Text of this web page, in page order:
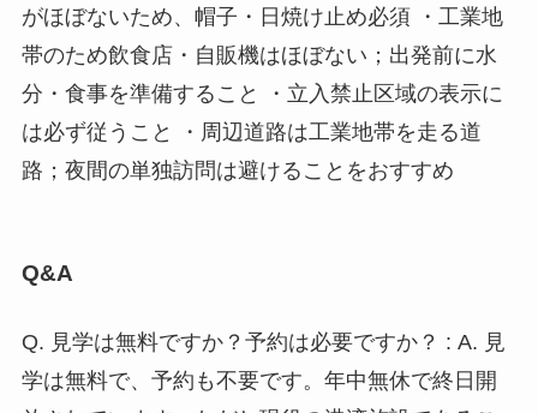
がほぼないため、帽子・日焼け止め必須 ・工業地
帯のため飲食店・自販機はほぼない；出発前に水
分・食事を準備すること ・立入禁止区域の表示に
は必ず従うこと ・周辺道路は工業地帯を走る道
路；夜間の単独訪問は避けることをおすすめ
Q&A
Q. 見学は無料ですか？予約は必要ですか？ : A. 見
学は無料で、予約も不要です。年中無休で終日開